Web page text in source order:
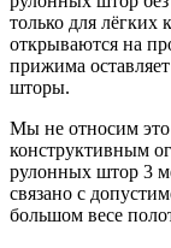
только для лёгких
открываются на
прижима
шторы.
Мы не относим это
конструктивным
рулонных штор 3
связано с
большом весе